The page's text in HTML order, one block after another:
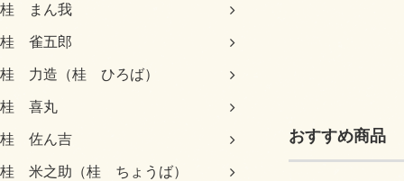
桂 まん我
桂 雀五郎
桂 力造（桂 ひろば）
桂 喜丸
桂 佐ん吉
桂 米之助（桂 ちょうば）
おすすめ商品